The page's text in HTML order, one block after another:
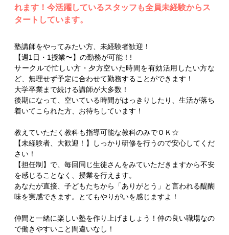
れます！今活躍しているスタッフも全員未経験からス
タートしています。
塾講師をやってみたい方、未経験者歓迎！
【週1日・1授業〜】の勤務が可能！!
サークルで忙しい方・夕方空いた時間を有効活用したい方な
ど、無理せず予定に合わせて勤務することができます！
大学卒業まで続ける講師が大多数！
後期になって、空いている時間がはっきりしたり、生活が落ち
着いてこられた方、お待ちしています！
教えていただく教科も指導可能な教科のみでＯＫ☆
【未経験者、大歓迎！】しっかり研修を行うので安心してくだ
さい！
【担任制】で、毎回同じ生徒さんをみていただきますから不安
を感じることなく、授業を行えます。
あなたが直接、子どもたちから「ありがとう」と言われる醍醐
味を実感できます。とてもやりがいを感じますよ！
仲間と一緒に楽しい塾を作り上げましょう！仲の良い職場なの
で働きやすいこと間違いなし！